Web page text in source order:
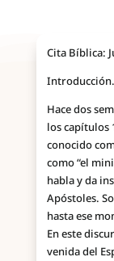
Cita Bíblica:
Introducción.
Hace dos
los capítulos
conocido
como “el
habla y da
Apóstoles.
hasta ese
En este
venida del